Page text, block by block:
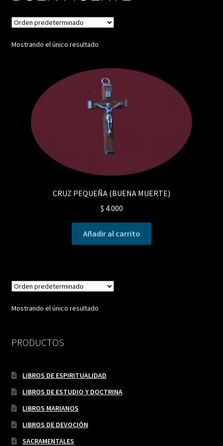
Mostrando el único resultado
CRUZ PEQUEÑA (BUENA MUERTE)
$ 4.000
Añadir al carrito
Mostrando el único resultado
PRODUCTOS
LIBROS DE ESPIRITUALIDAD
LIBROS DE ESTUDIO Y DOCTRINA
LIBROS MARIANOS
LIBROS DE DEVOCIÓN
SACRAMENTALES